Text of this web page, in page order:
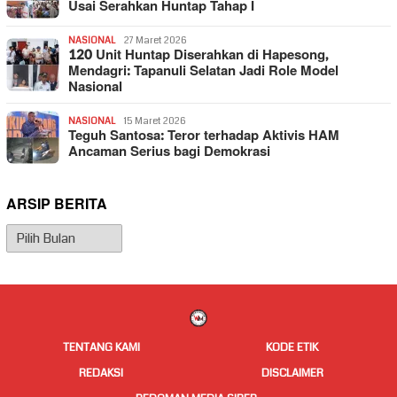
Usai Serahkan Huntap Tahap I
NASIONAL 27 Maret 2026
120 Unit Huntap Diserahkan di Hapesong,
Mendagri: Tapanuli Selatan Jadi Role Model
Nasional
NASIONAL 15 Maret 2026
Teguh Santosa: Teror terhadap Aktivis HAM
Ancaman Serius bagi Demokrasi
ARSIP BERITA
Arsip
Berita
TENTANG KAMI
KODE ETIK
REDAKSI
DISCLAIMER